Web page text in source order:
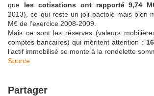
que les cotisations ont rapporté 9,74
2013), ce qui reste un joli pactole mais bien
M€ de l’exercice 2008-2009.
Mais ce sont les réserves (valeurs
comptes bancaires) qui méritent attention :
l’actif immobilisé se monte à la rondelette
Source
Partager